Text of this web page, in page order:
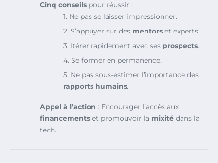
Cinq conseils pour réussir :
1. Ne pas se laisser impressionner.
2. S’appuyer sur des mentors et experts.
3. Itérer rapidement avec ses prospects.
4. Se former en permanence.
5. Ne pas sous-estimer l’importance des
rapports humains.
Appel à l’action : Encourager l’accès aux
financements et promouvoir la mixité dans la
tech.